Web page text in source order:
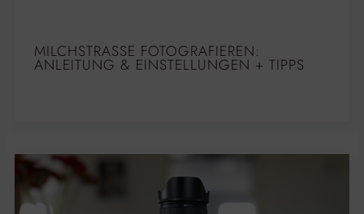
MILCHSTRASSE FOTOGRAFIEREN: A
NLEITUNG & EINSTELLUNGEN + TIPPS